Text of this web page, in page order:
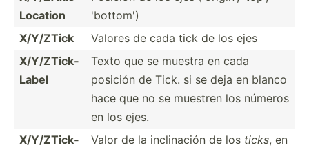
Loc­ation
'bottom')
X/Y/ZTick
Valores de cada tick de los ejes
X/Y/ZT­ick­
Label
Texto que se muestra en cada
posición de Tick. si se deja en blanco
hace que no se muestren los números
en los ejes.
X/Y/ZT­ick­
Valor de la inclin­ación de los ticks, en